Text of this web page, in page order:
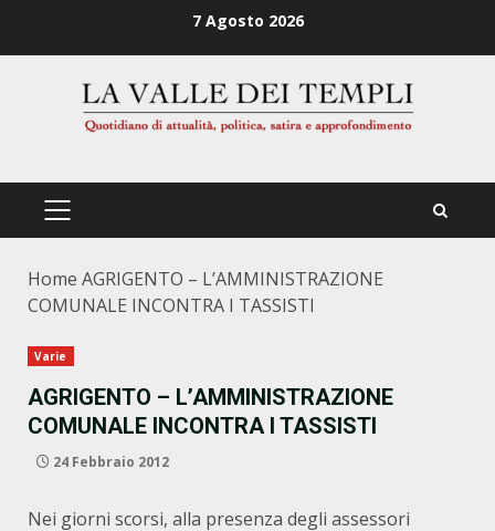
7 Agosto 2026
PRIMÄRES
Home AGRIGENTO – L’AMMINISTRAZIONE
COMUNALE INCONTRA I TASSISTI
Varie
AGRIGENTO – L’AMMINISTRAZIONE
COMUNALE INCONTRA I TASSISTI
24 Febbraio 2012
Nei giorni scorsi, alla presenza degli assessori